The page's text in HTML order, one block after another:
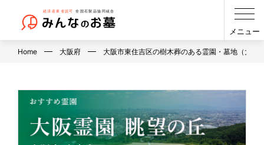
メニュー
Home 大阪府 大阪市東住吉区の樹木葬のある霊園・墓地（大阪